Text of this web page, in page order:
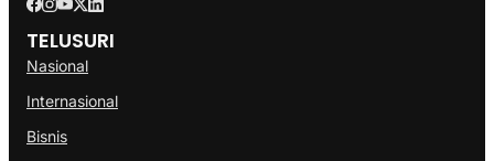
TELUSURI
Nasional
Internasional
Bisnis